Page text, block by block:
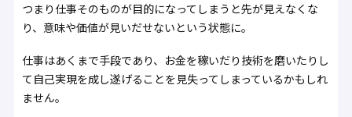
つまり仕事そのものが目的になってしまうと先が見えなくな
り、意味や価値が見いだせないという状態に。
仕事はあくまで手段であり、お金を稼いだり技術を磨いたりし
て自己実現を成し遂げることを見失ってしまっているかもしれ
ません。